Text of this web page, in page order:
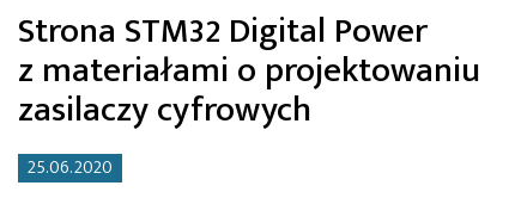
Strona STM32 Digital Power
z materiałami o projektowaniu
zasilaczy cyfrowych
25.06.2020